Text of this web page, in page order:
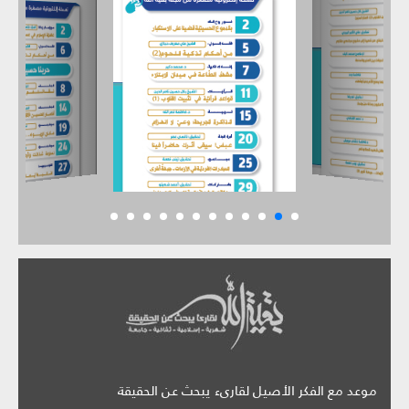
موعد مع الفكر الأصيل لقارىء يبحث عن الحقيقة